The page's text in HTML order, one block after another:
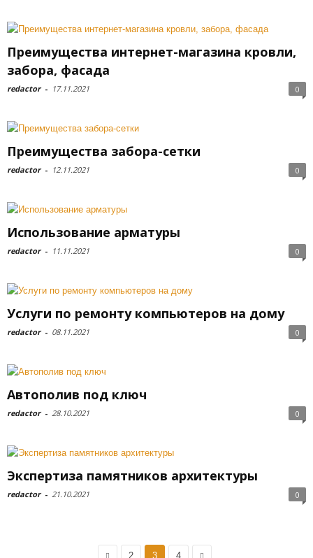
Преимущества интернет-магазина кровли,
забора, фасада
redactor - 17.11.2021 0
Преимущества забора-сетки
redactor - 12.11.2021 0
Использование арматуры
redactor - 11.11.2021 0
Услуги по ремонту компьютеров на дому
redactor - 08.11.2021 0
Автополив под ключ
redactor - 28.10.2021 0
Экспертиза памятников архитектуры
redactor - 21.10.2021 0
2 3 4